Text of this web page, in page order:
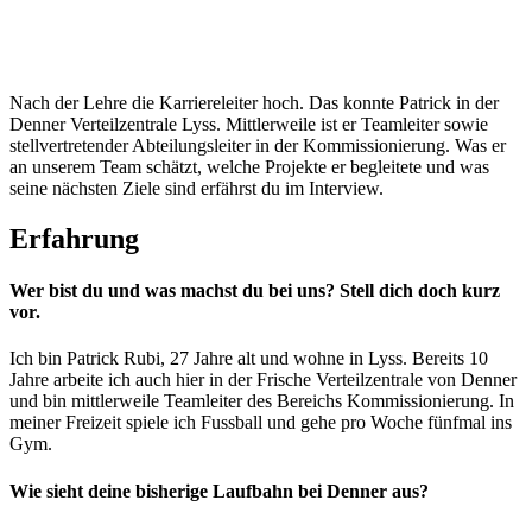
Nach der Lehre die Karriereleiter hoch. Das konnte Patrick in der
Denner Verteilzentrale Lyss. Mittlerweile ist er Teamleiter sowie
stellvertretender Abteilungsleiter in der Kommissionierung. Was er
an unserem Team schätzt, welche Projekte er begleitete und was
seine nächsten Ziele sind erfährst du im Interview.
Erfahrung
Wer bist du und was machst du bei uns? Stell dich doch kurz
vor.
Ich bin Patrick Rubi, 27 Jahre alt und wohne in Lyss. Bereits 10
Jahre arbeite ich auch hier in der Frische Verteilzentrale von Denner
und bin mittlerweile Teamleiter des Bereichs Kommissionierung. In
meiner Freizeit spiele ich Fussball und gehe pro Woche fünfmal ins
Gym.
Wie sieht deine bisherige Laufbahn bei Denner aus?